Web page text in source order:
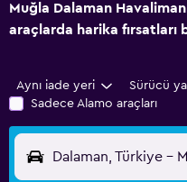
Muğla Dalaman
araçlarda harika fırsatları
Aynı iade yeri Sürücü
Sadece Alamo araçları
Dalaman, Türkiye -